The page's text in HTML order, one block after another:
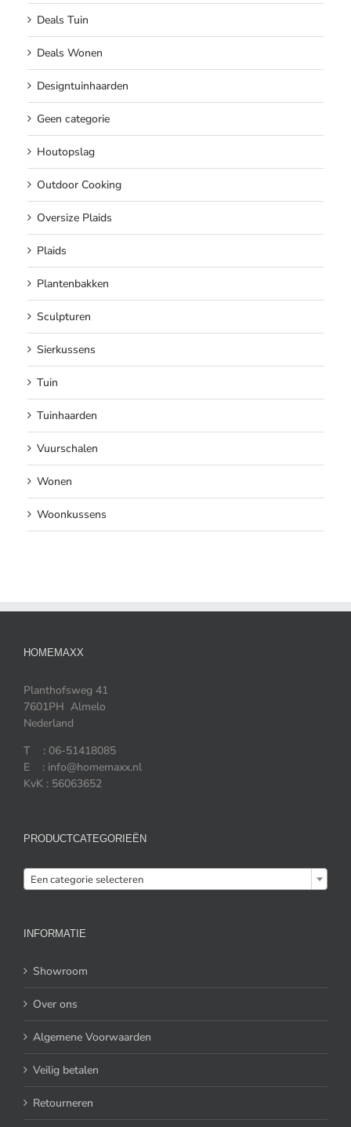
Deals Tuin
Deals Wonen
Designtuinhaarden
Geen categorie
Houtopslag
Outdoor Cooking
Oversize Plaids
Plaids
Plantenbakken
Sculpturen
Sierkussens
Tuin
Tuinhaarden
Vuurschalen
Wonen
Woonkussens
HOMEMAXX
Planthofsweg 41
7601PH Almelo
Nederland
T : 06-51418085
E : info@homemaxx.nl
KvK : 56063652
PRODUCTCATEGORIEËN
Een categorie selecteren
INFORMATIE
Showroom
Over ons
Algemene Voorwaarden
Veilig betalen
Retourneren